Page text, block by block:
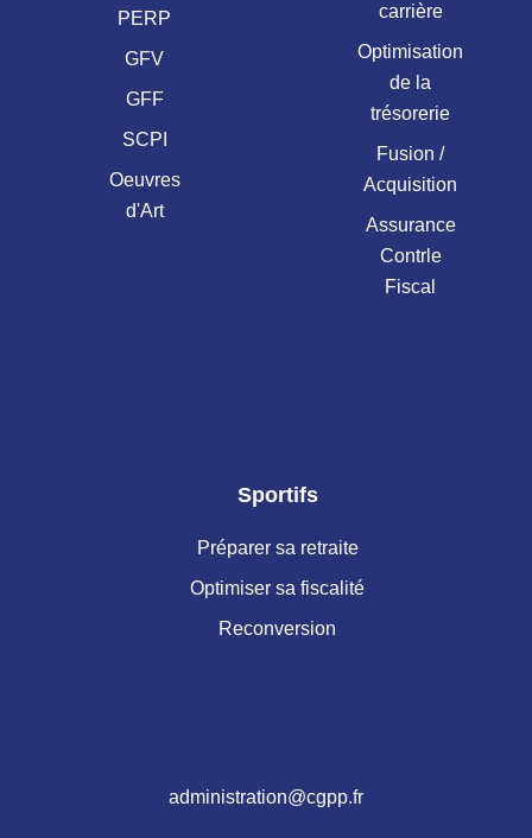
PERP
GFV
GFF
SCPI
Oeuvres
d'Art
carrière
Optimisation
de la
trésorerie
Fusion /
Acquisition
Assurance
Contrle
Fiscal
Sportifs
Préparer sa retraite
Optimiser sa fiscalité
Reconversion
administration@cgpp.fr